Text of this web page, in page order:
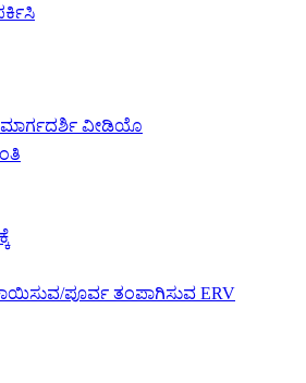
ಮಾರ್ಗದರ್ಶಿ ವೀಡಿಯೊ
ಪೂರ್ವ ತಂಪಾಗಿಸುವ ERV